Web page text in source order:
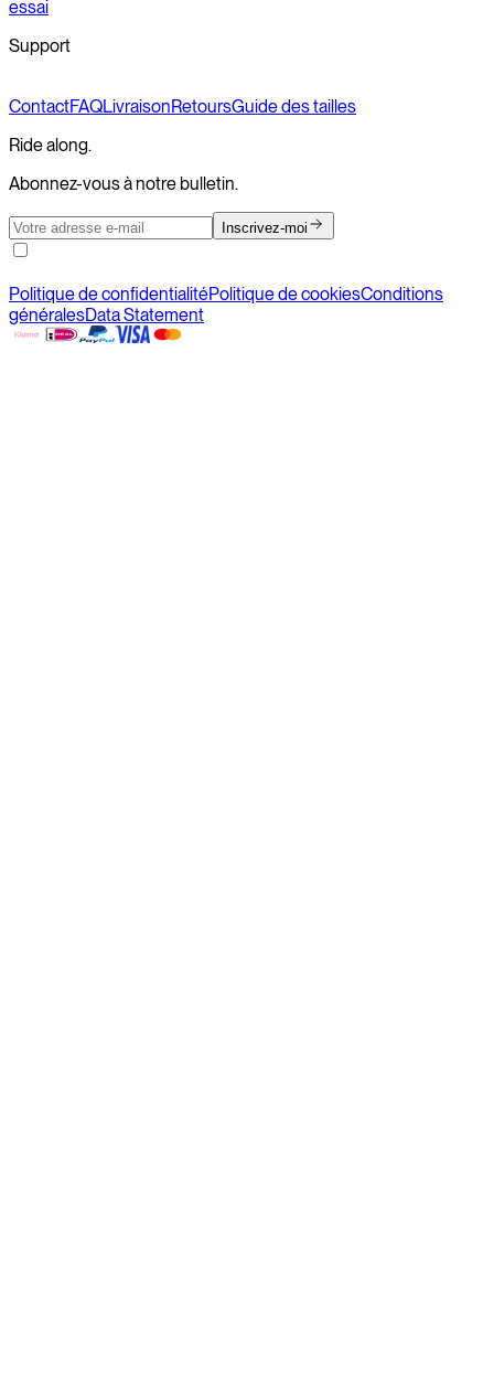
essai
Support
ContactFAQLivraisonRetoursGuide des tailles
Ride along.
Abonnez-vous à notre bulletin.
Inscrivez-moi
Politique de confidentialitéPolitique de cookiesConditions
généralesData Statement